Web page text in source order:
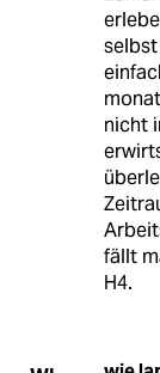
nicht
fällt
H4.